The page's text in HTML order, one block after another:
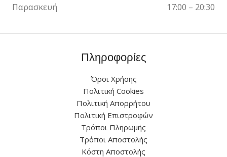
Παρασκευή
17:00 – 20:30
Πληροφορίες
Όροι Χρήσης
Πολιτική Cookies
Πολιτική Απορρήτου
Πολιτική Επιστροφών
Τρόποι Πληρωμής
Τρόποι Αποστολής
Κόστη Αποστολής